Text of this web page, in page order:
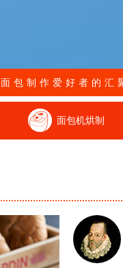
面包制作爱好者的汇
面包机烘制